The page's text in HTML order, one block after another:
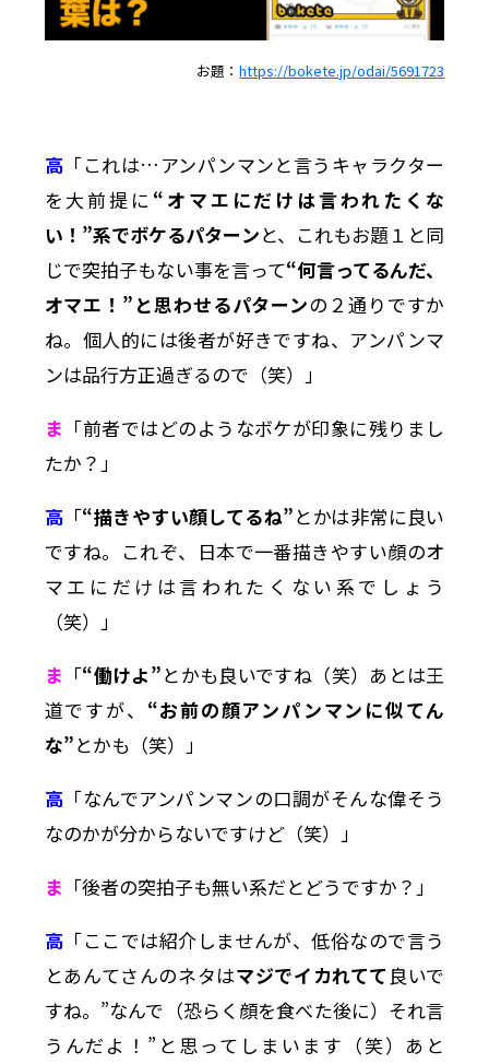
お題：https://bokete.jp/odai/5691723
高 「これは…アンパンマンと言うキャラクター
を大前提に “オマエにだけは言われたくな
い！”系でボケるパターンと、これもお題１と同
じで突拍子もない事を言って“何言ってるんだ、
オマエ！”と思わせるパターンの２通りですか
ね。個人的には後者が好きですね、アンパンマ
ンは品行方正過ぎるので（笑）」
ま 「前者ではどのようなボケが印象に残りまし
たか？」
高 「“描きやすい顔してるね”とかは非常に良い
ですね。これぞ、日本で一番描きやすい顔のオ
マエにだけは言われたくない系でしょう
（笑）」
ま 「“働けよ”とかも良いですね（笑）あとは王
道ですが、 “お前の顔アンパンマンに似てん
な”とかも（笑）」
高 「なんでアンパンマンの口調がそんな偉そう
なのかが分からないですけど（笑）」
ま 「後者の突拍子も無い系だとどうですか？」
高 「ここでは紹介しませんが、低俗なので言う
とあんてさんのネタはマジでイカれてて 良いで
すね。”なんで（恐らく顔を食べた後に）それ言
うんだよ！”と思ってしまいます（笑）あと